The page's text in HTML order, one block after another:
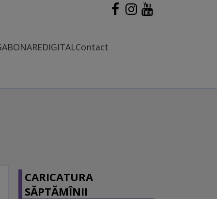
ABONAREDIGITALContact
CARICATURA
SĂPTĂMÎNII